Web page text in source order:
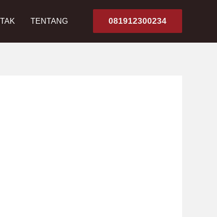
TENTANG 081912300234